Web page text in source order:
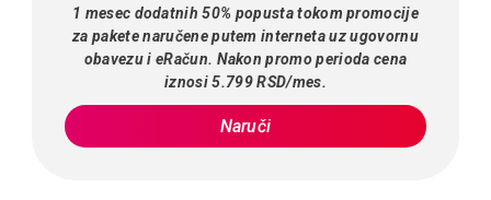
1 mesec dodatnih 50% popusta tokom promocije
za pakete naručene putem interneta uz ugovornu
obavezu i eRačun. Nakon promo perioda cena
iznosi 5.799 RSD/mes.
Naruči